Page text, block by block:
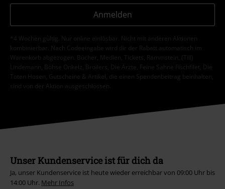
Anmelden
*4 Wochen gültig. Nur online einlösbar. Nicht mit anderen Aktionen
kombinierbar. Nach Codeeingabe wird dir der Rabatt automatisch im
Warenkorb abgezogen. Bücher, Medien, Tickets, Rammstein, (Till)
Lindemann, Böhse Onkelz, Broilers, Die Ärzte, Feine Sahne Fischfilet, Die
Toten Hosen, Gutscheine & Artikel, die einen Spendenbeitrag beinhalten,
sind von der Aktion ausgeschlossen.
Unser Kundenservice ist für dich da
Ja, unser Kundenservice ist heute wieder erreichbar von 09:00 Uhr bis
14:00 Uhr. Mehr Infos